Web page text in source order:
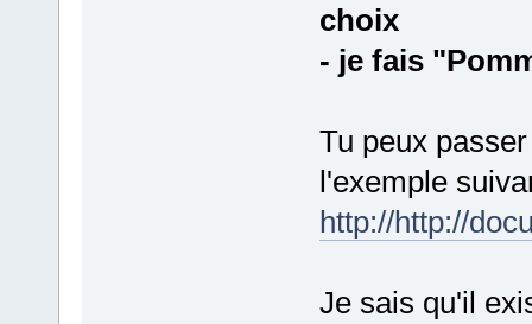
choix
- je fais
Tu peux
l'exemple
http://http://
Je sais qu'il